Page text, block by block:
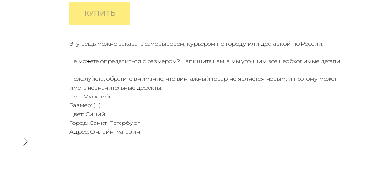
КУПИТЬ
Эту вещь можно заказать самовывозом, курьером по городу или доставкой по России.
Не можете определиться с размером? Напишите нам, а мы уточним все необходимые детали.
Пожалуйста, обратите внимание, что винтажный товар не является новым, и поэтому может
иметь незначительные дефекты.
Пол: Мужской
Размер: (L)
Цвет: Синий
Город: Санкт-Петербург
Адрес: Онлайн-магазин